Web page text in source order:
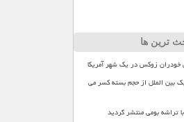
ترین ها
زوکس در یک شهر آمریکا
بین الملل از حجم بسته کسر می
تراشه بومی منتشر گردید